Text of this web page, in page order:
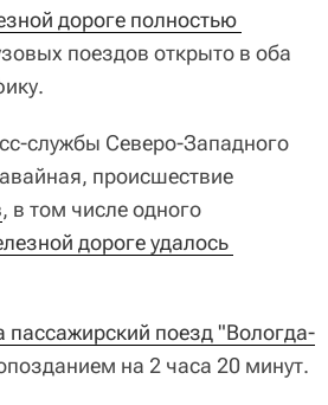
дороге полностью
поездов открыто в оба
службы Северо-Западного
происшествие
, в том числе одного
дороге удалось
поезд "Вологда-
на 2 часа 20 минут.